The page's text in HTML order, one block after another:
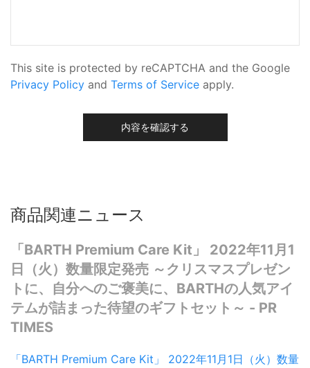
This site is protected by reCAPTCHA and the Google
Privacy Policy and Terms of Service apply.
内容を確認する
商品関連ニュース
「BARTH Premium Care Kit」 2022年11月1
日（火）数量限定発売 ～クリスマスプレゼン
トに、自分へのご褒美に、BARTHの人気アイ
テムが詰まった待望のギフトセット～ - PR
TIMES
「BARTH Premium Care Kit」 2022年11月1日（火）数量